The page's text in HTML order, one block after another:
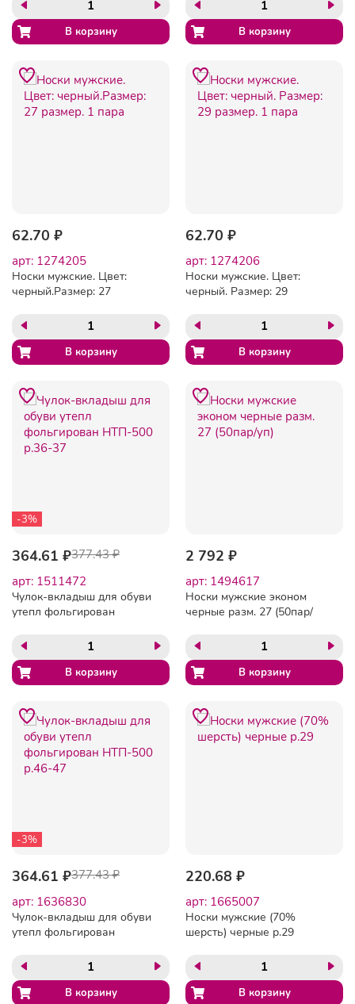
62.70 ₽
арт: 1274205
Носки мужские. Цвет:
черный.Размер: 27
62.70 ₽
арт: 1274206
Носки мужские. Цвет:
черный. Размер: 29
-3%
364.61 ₽377.43 ₽
арт: 1511472
Чулок-вкладыш для обуви
утепл фольгирован
2 792 ₽
арт: 1494617
Носки мужские эконом
черные разм. 27 (50пар/
-3%
364.61 ₽377.43 ₽
арт: 1636830
Чулок-вкладыш для обуви
утепл фольгирован
220.68 ₽
арт: 1665007
Носки мужские (70%
шерсть) черные р.29